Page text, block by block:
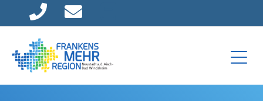
Direkt zur Hauptnavigation springen
Direkt zum Inhalt springen